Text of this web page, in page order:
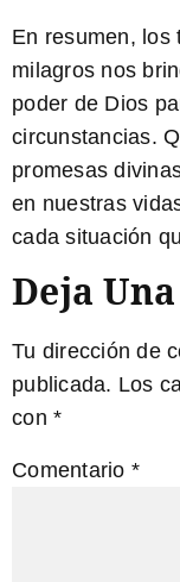
En resumen, los
milagros nos
poder de Dios
circunstancias.
promesas
en nuestras
cada situación
Deja
Tu dirección de
publicada. Los
con *
Comentario *